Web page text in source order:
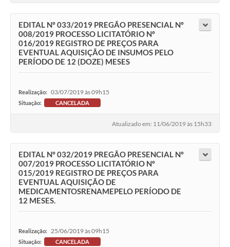
EDITAL Nº 033/2019 PREGÃO PRESENCIAL Nº
008/2019 PROCESSO LICITATÓRIO Nº
016/2019 REGISTRO DE PREÇOS PARA
EVENTUAL AQUISIÇÃO DE INSUMOS PELO
PERÍODO DE 12 (DOZE) MESES
Realização: 03/07/2019 às 09h15
Situação: CANCELADA
Atualizado em: 11/06/2019 às 15h33
EDITAL Nº 032/2019 PREGÃO PRESENCIAL Nº
007/2019 PROCESSO LICITATÓRIO Nº
015/2019 REGISTRO DE PREÇOS PARA
EVENTUAL AQUISIÇÃO DE
MEDICAMENTOSRENAMEPELO PERÍODO DE
12 MESES.
Realização: 25/06/2019 às 09h15
Situação: CANCELADA